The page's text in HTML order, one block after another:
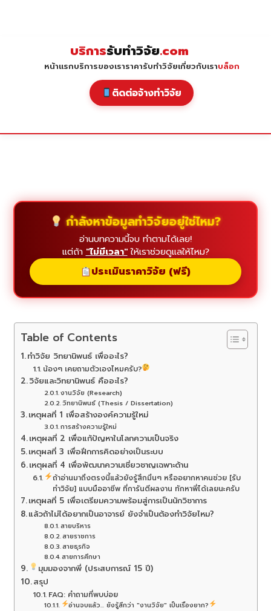
บริการรับทำวิจัย.com
หน้าแรกบริการของเราราคารับทำวิจัยเกี่ยวกับเราบล็อก
ติดต่อจ้างทำวิจัย
กำลังหาข้อมูลทำวิจัยอยู่ใช่ไหม?
อ่านบทความนี้จบ ทำตามได้เลย!
แต่ถ้า "ไม่มีเวลา"ให้เราช่วยดูแลให้ไหม?
ประเมินราคาวิจัย (ฟรี)
Table of Contents
ทำวิจัย วิทยานิพนธ์ เพื่ออะไร?
น้องๆ เคยถามตัวเองไหมครับ?
วิจัยและวิทยานิพนธ์ คืออะไร?
งานวิจัย (Research)
วิทยานิพนธ์ (Thesis / Dissertation)
เหตุผลที่ 1 เพื่อสร้างองค์ความรู้ใหม่
การสร้างความรู้ใหม่
เหตุผลที่ 2 เพื่อแก้ปัญหาในโลกความเป็นจริง
เหตุผลที่ 3 เพื่อฝึกการคิดอย่างเป็นระบบ
เหตุผลที่ 4 เพื่อพัฒนาความเชี่ยวชาญเฉพาะด้าน
ถ้าอ่านมาถึงตรงนี้แล้วยังรู้สึกมึนๆ หรืออยากหาคนช่วย [รับ
ทำวิจัย] แบบมืออาชีพ ที่การันตีผลงาน ทักหาพี่ได้เลยนะครับ
เหตุผลที่ 5 เพื่อเตรียมความพร้อมสู่การเป็นนักวิชาการ
แล้วถ้าไม่ได้อยากเป็นอาจารย์ ยังจำเป็นต้องทำวิจัยไหม?
สายบริหาร
สายราชการ
สายธุรกิจ
สายการศึกษา
มุมมองจากพี่ (ประสบการณ์ 15 ปี)
สรุป
FAQ: คำถามที่พบบ่อย
อ่านจบแล้ว... ยังรู้สึกว่า "งานวิจัย" เป็นเรื่องยาก?